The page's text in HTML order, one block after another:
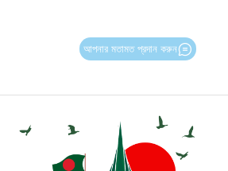
আপনার মতামত প্রদান করুন